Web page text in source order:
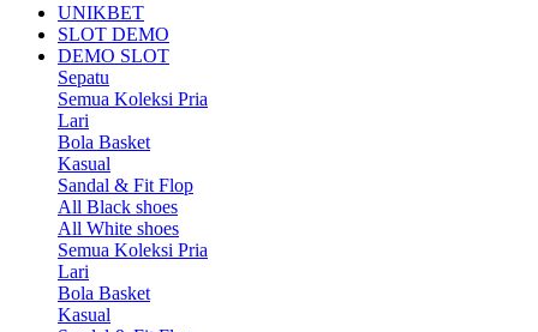
UNIKBET
SLOT DEMO
DEMO SLOT
Sepatu
Semua Koleksi Pria
Lari
Bola Basket
Kasual
Sandal & Fit Flop
All Black shoes
All White shoes
Semua Koleksi Pria
Lari
Bola Basket
Kasual